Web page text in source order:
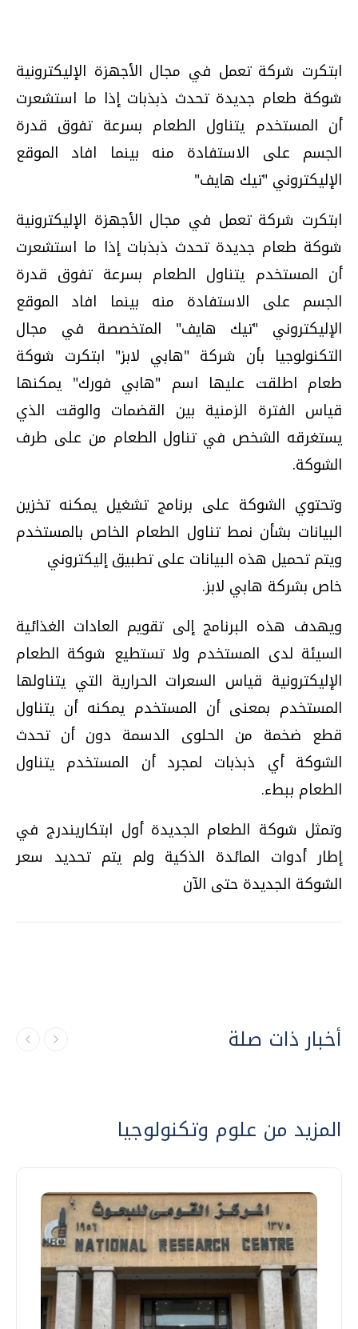
ابتكرت شركة تعمل في مجال الأجهزة الإليكترونية
شوكة طعام جديدة تحدث ذبذبات إذا ما استشعرت
أن المستخدم يتناول الطعام بسرعة تفوق قدرة
الجسم على الاستفادة منه بينما افاد الموقع
الإليكتروني "تيك هايف"
ابتكرت شركة تعمل في مجال الأجهزة الإليكترونية
شوكة طعام جديدة تحدث ذبذبات إذا ما استشعرت
أن المستخدم يتناول الطعام بسرعة تفوق قدرة
الجسم على الاستفادة منه بينما افاد الموقع
الإليكتروني "تيك هايف" المتخصصة في مجال
التكنولوجيا بأن شركة "هابي لابز" ابتكرت شوكة
طعام اطلقت عليها اسم "هابي فورك" يمكنها
قياس الفترة الزمنية بين القضمات والوقت الذي
يستغرقه الشخص في تناول الطعام من على طرف
الشوكة.
وتحتوي الشوكة على برنامج تشغيل يمكنه تخزين
البيانات بشأن نمط تناول الطعام الخاص بالمستخدم
ويتم تحميل هذه البيانات على تطبيق إليكتروني
خاص بشركة هابي لابز.
ويهدف هذه البرنامج إلى تقويم العادات الغذائية
السيئة لدى المستخدم ولا تستطيع شوكة الطعام
الإليكترونية قياس السعرات الحرارية التي يتناولها
المستخدم بمعنى أن المستخدم يمكنه أن يتناول
قطع ضخمة من الحلوى الدسمة دون أن تحدث
الشوكة أي ذبذبات لمجرد أن المستخدم يتناول
الطعام ببطء.
وتمثل شوكة الطعام الجديدة أول ابتكاريندرج في
إطار أدوات المائدة الذكية ولم يتم تحديد سعر
الشوكة الجديدة حتى الآن
أخبار ذات صلة
المزيد من علوم وتكنولوجيا